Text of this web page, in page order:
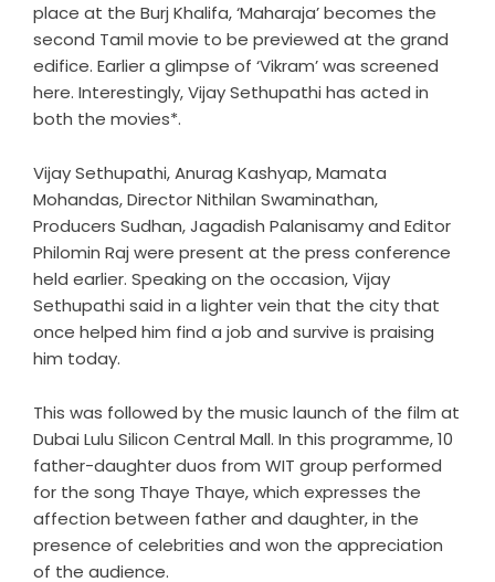
place at the Burj Khalifa, ‘Maharaja’ becomes the
second Tamil movie to be previewed at the grand
edifice. Earlier a glimpse of ‘Vikram’ was screened
here. Interestingly, Vijay Sethupathi has acted in
both the movies*.
Vijay Sethupathi, Anurag Kashyap, Mamata
Mohandas, Director Nithilan Swaminathan,
Producers Sudhan, Jagadish Palanisamy and Editor
Philomin Raj were present at the press conference
held earlier. Speaking on the occasion, Vijay
Sethupathi said in a lighter vein that the city that
once helped him find a job and survive is praising
him today.
This was followed by the music launch of the film at
Dubai Lulu Silicon Central Mall. In this programme, 10
father-daughter duos from WIT group performed
for the song Thaye Thaye, which expresses the
affection between father and daughter, in the
presence of celebrities and won the appreciation
of the audience.